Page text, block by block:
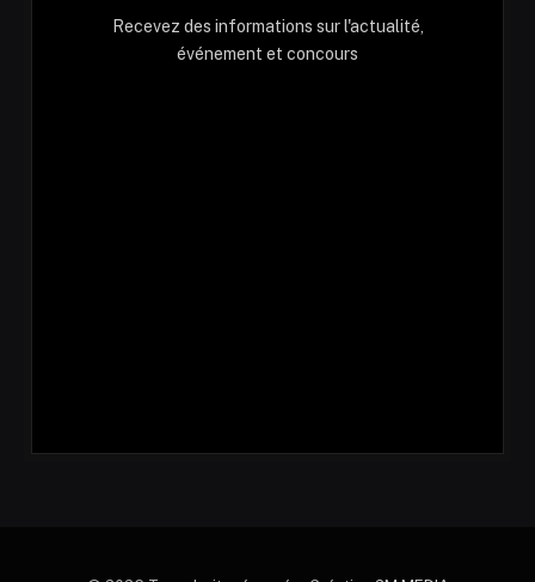
Recevez des informations sur l'actualité,
événement et concours